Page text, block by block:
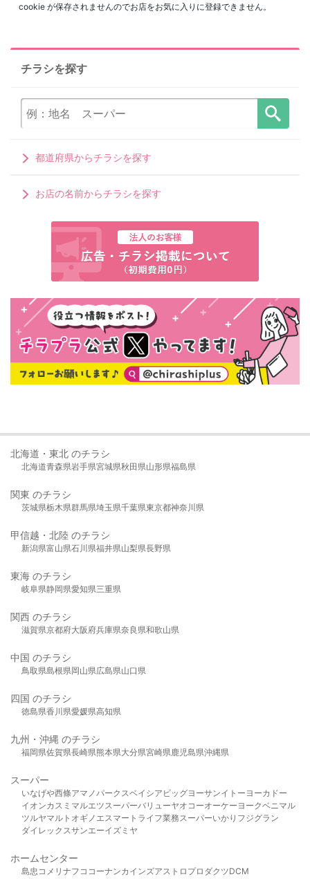
cookie が保存されませんのでお店をお気に入りに登録できません。
チラシを探す
都道府県からチラシを探す
お店の名前からチラシを探す
北海道・東北 のチラシ
北海道青森県岩手県宮城県秋田県山形県福島県
関東 のチラシ
茨城県栃木県群馬県埼玉県千葉県東京都神奈川県
甲信越・北陸 のチラシ
新潟県富山県石川県福井県山梨県長野県
東海 のチラシ
岐阜県静岡県愛知県三重県
関西 のチラシ
滋賀県京都府大阪府兵庫県奈良県和歌山県
中国 のチラシ
鳥取県島根県岡山県広島県山口県
四国 のチラシ
徳島県香川県愛媛県高知県
九州・沖縄 のチラシ
福岡県佐賀県長崎県熊本県大分県宮崎県鹿児島県沖縄県
スーパー
いなげや西條アマノパークスベイシア ビッグヨーサンイトーヨーカドー
イオンカスミ マルエツスーパーバリューヤオコーオーケー ヨークベニマル
ツルヤマルト オギノ エスマート ライフ業務スーパーいかり フジグラン
ダイレックスサンエーイズミヤ
ホームセンター
島忠 コメリ ナフコ コーナンカインズアストロプロダクツDCM